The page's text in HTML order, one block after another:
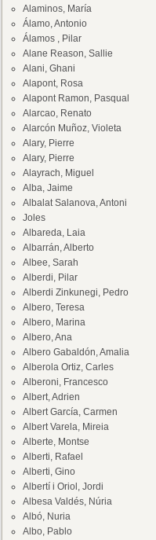
Alaminos, María
Álamo, Antonio
Álamos , Pilar
Alane Reason, Sallie
Alani, Ghani
Alapont, Rosa
Alapont Ramon, Pasqual
Alarcao, Renato
Alarcón Muñoz, Violeta
Alary, Pierre
Alary, Pierre
Alayrach, Miguel
Alba, Jaime
Albalat Salanova, Antoni
Joles
Albareda, Laia
Albarrán, Alberto
Albee, Sarah
Alberdi, Pilar
Alberdi Zinkunegi, Pedro
Albero, Teresa
Albero, Marina
Albero, Ana
Albero Gabaldón, Amalia
Alberola Ortiz, Carles
Alberoni, Francesco
Albert, Adrien
Albert García, Carmen
Albert Varela, Mireia
Alberte, Montse
Alberti, Rafael
Alberti, Gino
Albertí i Oriol, Jordi
Albesa Valdés, Núria
Albó, Nuria
Albo, Pablo